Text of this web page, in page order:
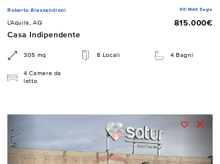
Roberto Alessandroni RE/MAX Eagle
L'Aquila, AQ
815.000€
Casa Indipendente
305 mq 8 Locali 4 Bagni
4 Camere da
letto